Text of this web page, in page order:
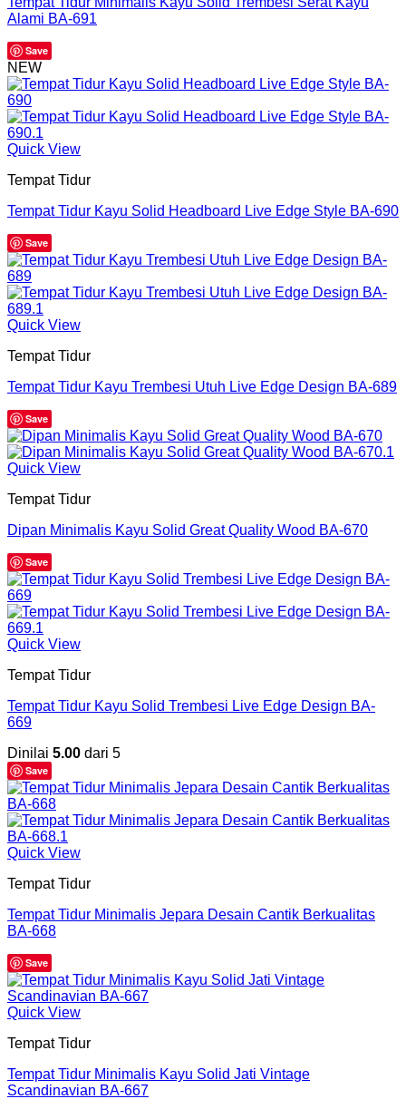
Alami BA-691
Save
NEW
Quick View
Tempat Tidur
Tempat Tidur Kayu Solid Headboard Live Edge Style BA-690
Save
Quick View
Tempat Tidur
Tempat Tidur Kayu Trembesi Utuh Live Edge Design BA-689
Save
Quick View
Tempat Tidur
Dipan Minimalis Kayu Solid Great Quality Wood BA-670
Save
Quick View
Tempat Tidur
Tempat Tidur Kayu Solid Trembesi Live Edge Design BA-
669
Dinilai 5.00 dari 5
Save
Quick View
Tempat Tidur
Tempat Tidur Minimalis Jepara Desain Cantik Berkualitas
BA-668
Save
Quick View
Tempat Tidur
Tempat Tidur Minimalis Kayu Solid Jati Vintage
Scandinavian BA-667